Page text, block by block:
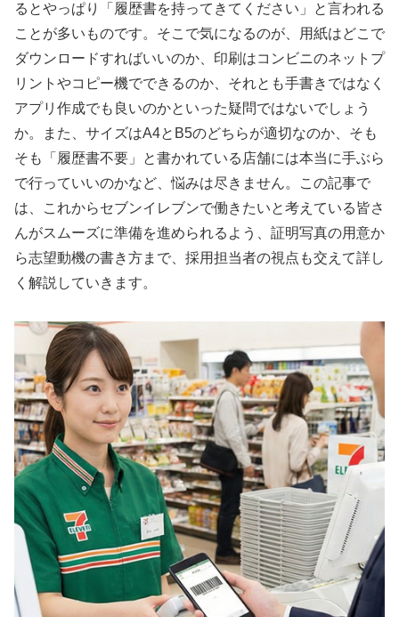
るとやっぱり「履歴書を持ってきてください」と言われる
ことが多いものです。そこで気になるのが、用紙はどこで
ダウンロードすればいいのか、印刷はコンビニのネットプ
リントやコピー機でできるのか、それとも手書きではなく
アプリ作成でも良いのかといった疑問ではないでしょう
か。また、サイズはA4とB5のどちらが適切なのか、そも
そも「履歴書不要」と書かれている店舗には本当に手ぶら
で行っていいのかなど、悩みは尽きません。この記事で
は、これからセブンイレブンで働きたいと考えている皆さ
んがスムーズに準備を進められるよう、証明写真の用意か
ら志望動機の書き方まで、採用担当者の視点も交えて詳し
く解説していきます。